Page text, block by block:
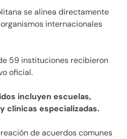
se alinea directamente
internacionales
59 instituciones recibieron
oficial.
incluyen escuelas,
clínicas especializadas.
de acuerdos comunes